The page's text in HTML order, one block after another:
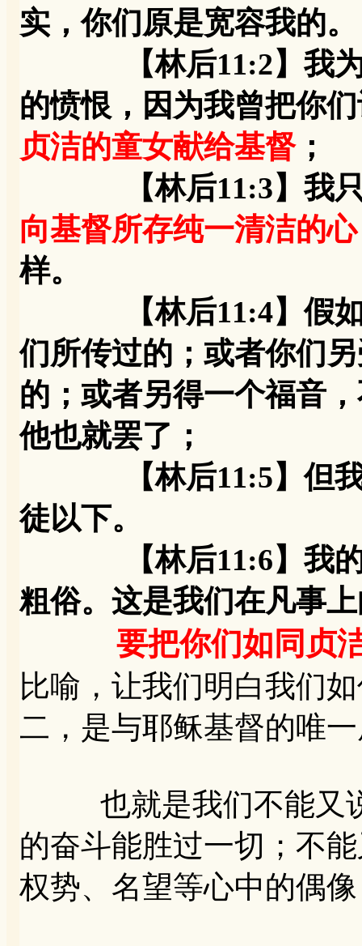
实，你们原是宽容我的。
【林后11:2】我为
的愤恨，因为我曾把你
贞洁的童女献给基督；
【林后11:3】我只
向基督所存纯一清洁的心
样。
【林后11:4】假如有
们所传过的；或者你们
的；或者另得一个福音
他也就罢了；
【林后11:5】但我想
徒以下。
【林后11:6】我的言
粗俗。这是我们在凡事
要把你们如同贞
比喻，让我们明白我们
二，是与耶稣基督的唯
也就是我们不能又说
的奋斗能胜过一切；不
权势、名望等心中的偶